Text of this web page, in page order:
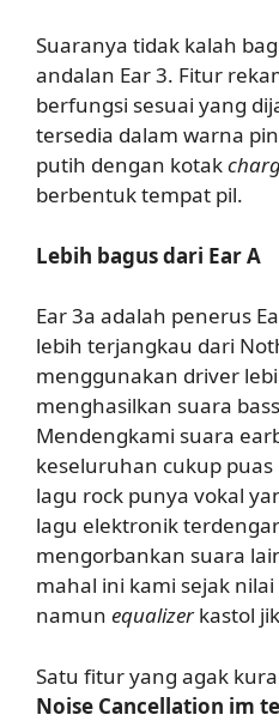
Suaranya tidak kalah
andalan Ear 3. Fitur
berfungsi sesuai yang
tersedia dalam warna
putih dengan kotak
berbentuk tempat pil.
Lebih bagus dari Ear A
Ear 3a adalah penerus
lebih terjangkau dari
menggunakan driver
menghasilkan suara
Mendengkami suara
keseluruhan cukup
lagu rock punya vokal
lagu elektronik
mengorbankan suara
mahal ini kami sejak
namun equalizerkastol
Satu fitur yang agak
Noise Cancellation im